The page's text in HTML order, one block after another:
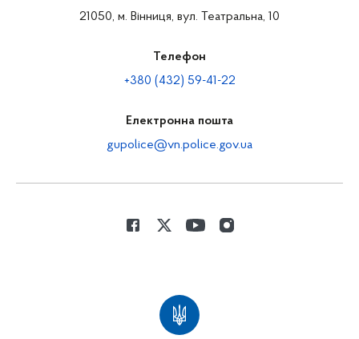
21050, м. Вінниця, вул. Театральна, 10
Телефон
+380 (432) 59-41-22
Електронна пошта
gupolice@vn.police.gov.ua